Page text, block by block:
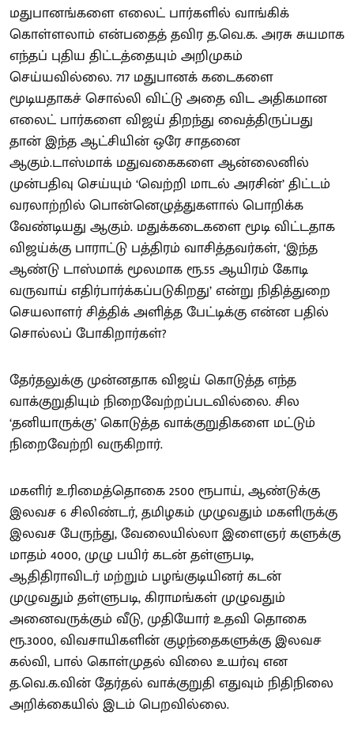
மதுபானங்களை எலைட் பார்களில் வாங்கிக்
கொள்ளலாம் என்பதைத் தவிர த.வெ.க. அரசு சுயமாக
எந்தப் புதிய திட்டத்தையும் அறிமுகம்
செய்யவில்லை. 717 மதுபானக் கடைகளை
மூடியதாகச் சொல்லி விட்டு அதை விட அதிகமான
எலைட் பார்களை விஜய் திறந்து வைத்திருப்பது
தான் இந்த ஆட்சியின் ஒரே சாதனை
ஆகும்.டாஸ்மாக் மதுவகைகளை ஆன்லைனில்
முன்பதிவு செய்யும் ‘வெற்றி மாடல் அரசின்’ திட்டம்
வரலாற்றில் பொன்னெழுத்துகளால் பொறிக்க
வேண்டியது ஆகும். மதுக்கடைகளை மூடி விட்டதாக
விஜய்க்கு பாராட்டு பத்திரம் வாசித்தவர்கள், ‘இந்த
ஆண்டு டாஸ்மாக் மூலமாக ரூ.55 ஆயிரம் கோடி
வருவாய் எதிர்பார்க்கப்படுகிறது’ என்று நிதித்துறை
செயலாளர் சித்திக் அளித்த பேட்டிக்கு என்ன பதில்
சொல்லப் போகிறார்கள்?
தேர்தலுக்கு முன்னதாக விஜய் கொடுத்த எந்த
வாக்குறுதியும் நிறைவேற்றப்படவில்லை. சில
‘தனியாருக்கு’ கொடுத்த வாக்குறுதிகளை மட்டும்
நிறைவேற்றி வருகிறார்.
மகளிர் உரிமைத்தொகை 2500 ரூபாய், ஆண்டுக்கு
இலவச 6 சிலிண்டர், தமிழகம் முழுவதும் மகளிருக்கு
இலவச பேருந்து, வேலையில்லா இளைஞர் களுக்கு
மாதம் 4000, முழு பயிர் கடன் தள்ளுபடி,
ஆதிதிராவிடர் மற்றும் பழங்குடியினர் கடன்
முழுவதும் தள்ளுபடி, கிராமங்கள் முழுவதும்
அனைவருக்கும் வீடு, முதியோர் உதவி தொகை
ரூ.3000, விவசாயிகளின் குழந்தைகளுக்கு இலவச
கல்வி, பால் கொள்முதல் விலை உயர்வு என
த.வெ.க.வின் தேர்தல் வாக்குறுதி எதுவும் நிதிநிலை
அறிக்கையில் இடம் பெறவில்லை.